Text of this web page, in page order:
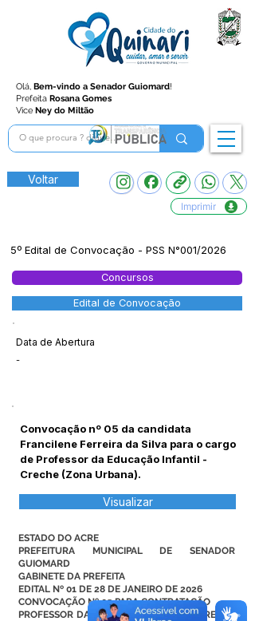
Olá, Bem-vindo a Senador Guiomard!
Prefeita Rosana Gomes
Vice Ney do Miltão
Voltar
Imprimir
5º Edital de Convocação - PSS N°001/2026
Concursos
Edital de Convocação
Data de Abertura
-
Convocação nº 05 da candidata
Francilene Ferreira da Silva para o cargo
de Professor da Educação Infantil -
Creche (Zona Urbana).
Visualizar
ESTADO DO ACRE
PREFEITURA MUNICIPAL DE SENADOR
GUIOMARD
GABINETE DA PREFEITA
EDITAL Nº 01 DE 28 DE JANEIRO DE 2026
CONVOCAÇÃO Nº 05 PARA CONTRATAÇÃO
PROFESSOR DA EDUCAÇÃO INFANTIL- CRECHE